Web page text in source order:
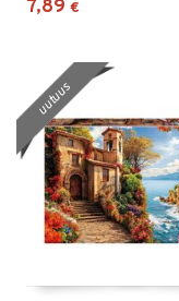
7,89 €
uutuus